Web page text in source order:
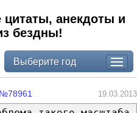
анекдоты и
бездны!
Выберите год
19.03.2013